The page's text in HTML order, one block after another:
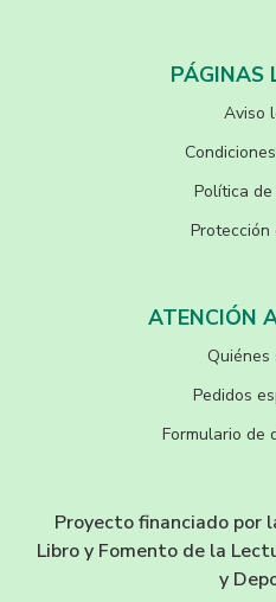
PÁGINAS
Aviso
Política de
Protección
ATENCIÓN
Quiénes
Pedidos
Formulario de
Proyecto financiado por
Libro y Fomento de la
y